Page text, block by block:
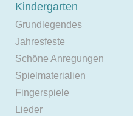
Kindergarten
Grundlegendes
Jahresfeste
Schöne Anregungen
Spielmaterialien
Fingerspiele
Lieder